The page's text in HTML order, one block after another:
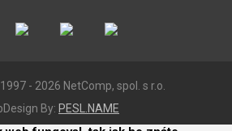
- 2026 NetComp, spol. s r.o.
By: PESL.NAME